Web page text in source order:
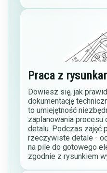
Praca z
Dowiesz się, jak
dokumentację
to umiejętność
zaplanowania procesu
detalu. Podczas zajęć
rzeczywiste detale -
na pile do gotowego
zgodnie z rysunkiem